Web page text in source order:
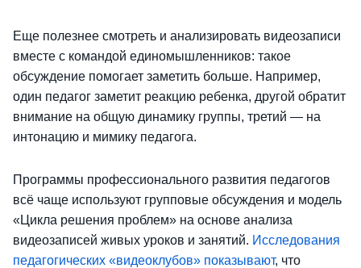
Еще полезнее смотреть и анализировать видеозаписи
вместе с командой единомышленников: такое
обсуждение помогает заметить больше. Например,
один педагог заметит реакцию ребенка, другой обратит
внимание на общую динамику группы, третий — на
интонацию и мимику педагога.
Программы профессионального развития педагогов
всё чаще используют групповые обсуждения и модель
«Цикла решения проблем» на основе анализа
видеозаписей живых уроков и занятий. Исследования
педагогических «видеоклубов» показывают, что